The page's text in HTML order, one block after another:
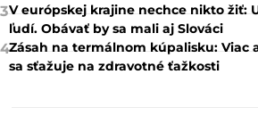
3V európskej krajine nechce nikto žiť:
ľudí. Obávať by sa mali aj Slováci
4Zásah na termálnom kúpalisku: Viac
sa sťažuje na zdravotné ťažkosti